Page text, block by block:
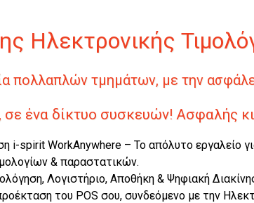
Ηλεκτρονικής
πολλαπλών τμημάτων, με την
ένα δίκτυο συσκευών! Ασφαλής
i-spirit WorkAnywhere – Το απόλυτο εργαλείο
& παραστατικών.
Λογιστήριο, Αποθήκη & Ψηφιακή
του POS σου, συνδεόμενο με την